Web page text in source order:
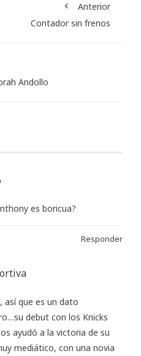
Anterior
Contador sin frenos
Andollo
es boricua?
Responder
así que es un dato
debut con los Knicks
ayudó a la victoria de su
mediático, con una novia